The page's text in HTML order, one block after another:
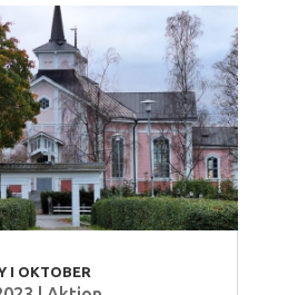
I OKTOBER